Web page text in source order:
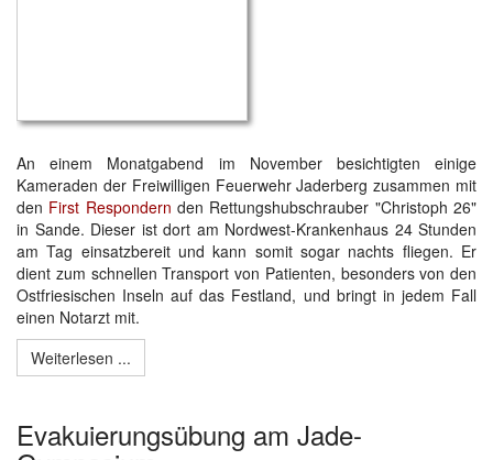
An einem Monatgabend im November besichtigten einige
Kameraden der Freiwilligen Feuerwehr Jaderberg zusammen mit
den First Respondern den Rettungshubschrauber "Christoph 26"
in Sande. Dieser ist dort am Nordwest-Krankenhaus 24 Stunden
am Tag einsatzbereit und kann somit sogar nachts fliegen. Er
dient zum schnellen Transport von Patienten, besonders von den
Ostfriesischen Inseln auf das Festland, und bringt in jedem Fall
einen Notarzt mit.
Weiterlesen ...
Evakuierungsübung am Jade-